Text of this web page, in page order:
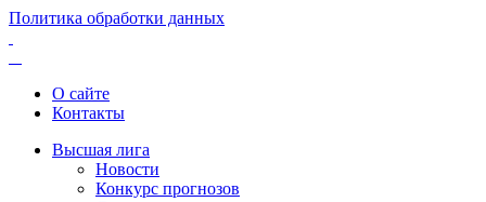
Политика обработки данных
О сайте
Контакты
Высшая лига
Новости
Конкурс прогнозов